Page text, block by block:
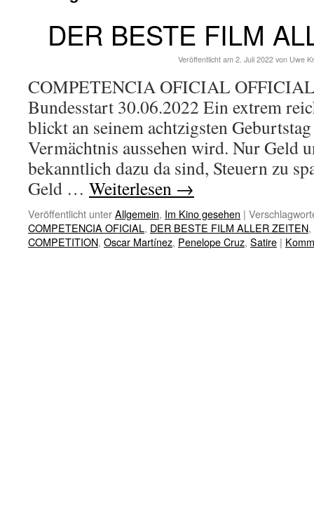
DER BESTE FILM
Veröffentlicht am 2. Juli 2022 von Uwe
COMPETENCIA OFICIAL
Bundesstart 30.06.2022 Ein extrem
blickt an seinem achtzigsten
Vermächtnis aussehen wird. Nur Geld
bekanntlich dazu da sind, Steuern zu
Geld … Weiterlesen →
Veröffentlicht unterAllgemein, Im Kino gesehen |
COMPETENCIA OFICIAL, DER BESTE FILM ALLER ZEITEN,
COMPETITION, Oscar Martínez, Penelope Cruz, Satire |